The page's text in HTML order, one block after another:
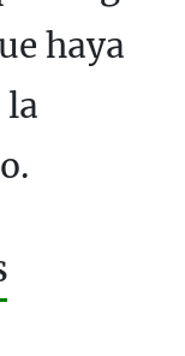
haya
la